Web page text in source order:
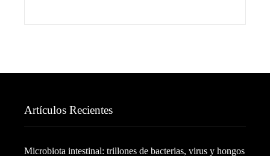
Artículos Recientes
Microbiota intestinal: trillones de bacterias, virus y hongos